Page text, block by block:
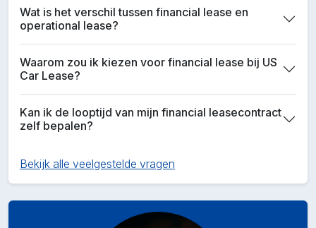
Wat is het verschil tussen financial lease en
operational lease?
Waarom zou ik kiezen voor financial lease bij US
Car Lease?
Kan ik de looptijd van mijn financial leasecontract
zelf bepalen?
Bekijk alle veelgestelde vragen